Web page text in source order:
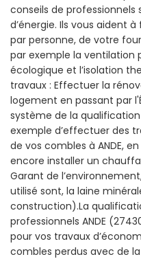
conseils de professionnels
d’énergie. Ils vous aident
par personne, de votre
par exemple la ventilation
écologique et l’isolation
travaux : Effectuer la
logement en passant par
système de la
exemple d’effectuer des
de vos combles à ANDE,
encore installer un
Garant de
utilisé sont, la laine
construction).La
professionnels ANDE
pour vos travaux
combles perdus avec de